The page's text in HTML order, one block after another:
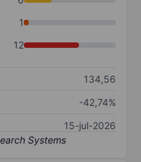
1
12
134,56
-42,74%
15-jul-2026